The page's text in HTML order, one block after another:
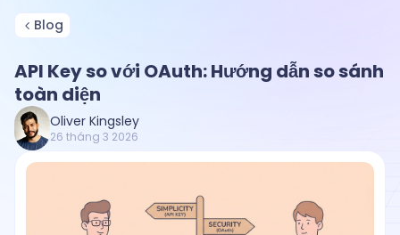
Blog
API Key so với OAuth: Hướng dẫn so sánh
toàn diện
Oliver Kingsley
26 tháng 3 2026